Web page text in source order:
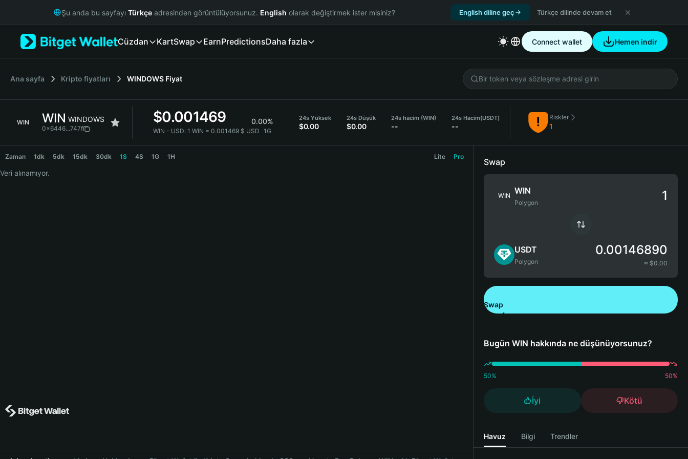
Русский
Italiano
Bahasa Indonesia
हिन्दी
Şu anda bu sayfayı Türkçe adresinden görüntülüyorsunuz. English olarak değiştirmek ister misiniz? English diline geç Türkçe dilinde devam et
Cüzdan KartSwap EarnPredictionsDaha fazla Connect wallet Hemen indir
Ana sayfa Kripto fiyatları WINDOWS Fiyat
WIN WIN WINDOWS
0x6446...747f
$0.001469 0.00%
WIN - USD: 1 WIN = 0.001469 $ USD 1G
24s Yüksek
$0.00
24s Düşük
$0.00
24s hacim (WIN)
--
24s Hacim(USDT)
--
Riskler
1
Zaman 1dk 5dk 15dk 30dk 1S 4S 1G 1H Lite Pro
Veri alınamıyor.
Swap
WIN WIN
Polygon
USDT
Polygon
0.00146890
≈ $0.00
Swap
Bugün WIN hakkında ne düşünüyorsunuz?
50% 50%
İyi Kötü
Havuz Bilgi Trendler